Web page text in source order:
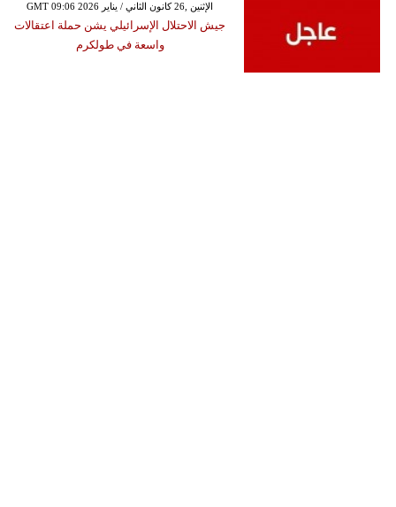
GMT 09:06 2026 الإثنين ,26 كانون الثاني / يناير
جيش الاحتلال الإسرائيلي يشن حملة اعتقالات
واسعة في طولكرم